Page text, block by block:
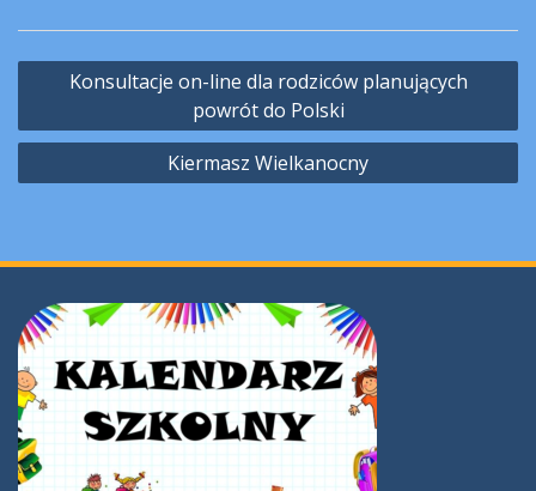
Nawigacja
Konsultacje on-line dla rodziców planujących
powrót do Polski
Kiermasz Wielkanocny